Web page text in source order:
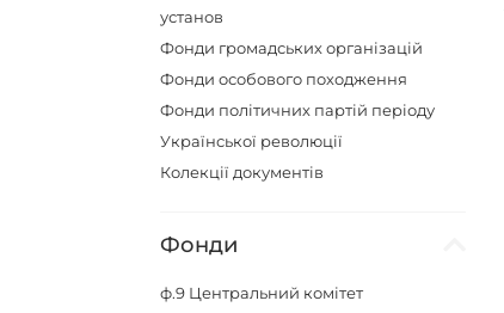
установ
Фонди громадських організацій
Фонди особового походження
Фонди політичних партій періоду
Української революції
Колекції документів
Фонди
ф.9 Центральний комітет